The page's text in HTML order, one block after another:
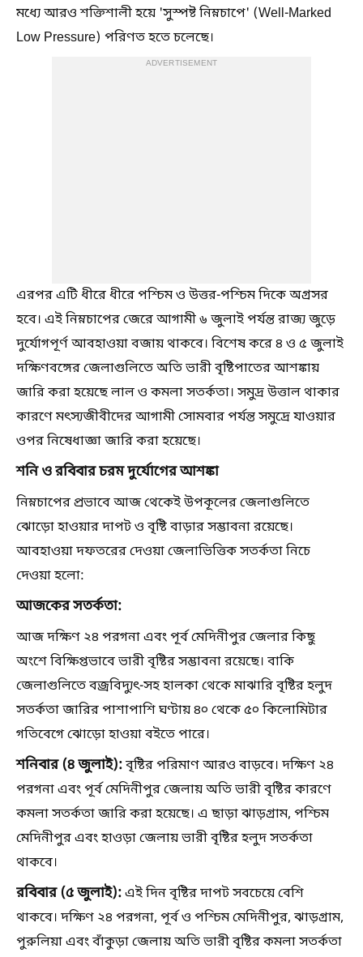
মধ্যে আরও শক্তিশালী হয়ে 'সুস্পষ্ট নিম্নচাপে' (Well-Marked
Low Pressure) পরিণত হতে চলেছে।
ADVERTISEMENT
এরপর এটি ধীরে ধীরে পশ্চিম ও উত্তর-পশ্চিম দিকে অগ্রসর
হবে। এই নিম্নচাপের জেরে আগামী ৬ জুলাই পর্যন্ত রাজ্য জুড়ে
দুর্যোগপূর্ণ আবহাওয়া বজায় থাকবে। বিশেষ করে ৪ ও ৫ জুলাই
দক্ষিণবঙ্গের জেলাগুলিতে অতি ভারী বৃষ্টিপাতের আশঙ্কায়
জারি করা হয়েছে লাল ও কমলা সতর্কতা। সমুদ্র উত্তাল থাকার
কারণে মৎস্যজীবীদের আগামী সোমবার পর্যন্ত সমুদ্রে যাওয়ার
ওপর নিষেধাজ্ঞা জারি করা হয়েছে।
শনি ও রবিবার চরম দুর্যোগের আশঙ্কা
নিম্নচাপের প্রভাবে আজ থেকেই উপকূলের জেলাগুলিতে
ঝোড়ো হাওয়ার দাপট ও বৃষ্টি বাড়ার সম্ভাবনা রয়েছে।
আবহাওয়া দফতরের দেওয়া জেলাভিত্তিক সতর্কতা নিচে
দেওয়া হলো:
আজকের সতর্কতা:
আজ দক্ষিণ ২৪ পরগনা এবং পূর্ব মেদিনীপুর জেলার কিছু
অংশে বিক্ষিপ্তভাবে ভারী বৃষ্টির সম্ভাবনা রয়েছে। বাকি
জেলাগুলিতে বজ্রবিদ্যুৎ-সহ হালকা থেকে মাঝারি বৃষ্টির হলুদ
সতর্কতা জারির পাশাপাশি ঘণ্টায় ৪০ থেকে ৫০ কিলোমিটার
গতিবেগে ঝোড়ো হাওয়া বইতে পারে।
শনিবার (৪ জুলাই):বৃষ্টির পরিমাণ আরও বাড়বে। দক্ষিণ ২৪
পরগনা এবং পূর্ব মেদিনীপুর জেলায় অতি ভারী বৃষ্টির কারণে
কমলা সতর্কতা জারি করা হয়েছে। এ ছাড়া ঝাড়গ্রাম, পশ্চিম
মেদিনীপুর এবং হাওড়া জেলায় ভারী বৃষ্টির হলুদ সতর্কতা
থাকবে।
রবিবার (৫ জুলাই):এই দিন বৃষ্টির দাপট সবচেয়ে বেশি
থাকবে। দক্ষিণ ২৪ পরগনা, পূর্ব ও পশ্চিম মেদিনীপুর, ঝাড়গ্রাম,
পুরুলিয়া এবং বাঁকুড়া জেলায় অতি ভারী বৃষ্টির কমলা সতর্কতা